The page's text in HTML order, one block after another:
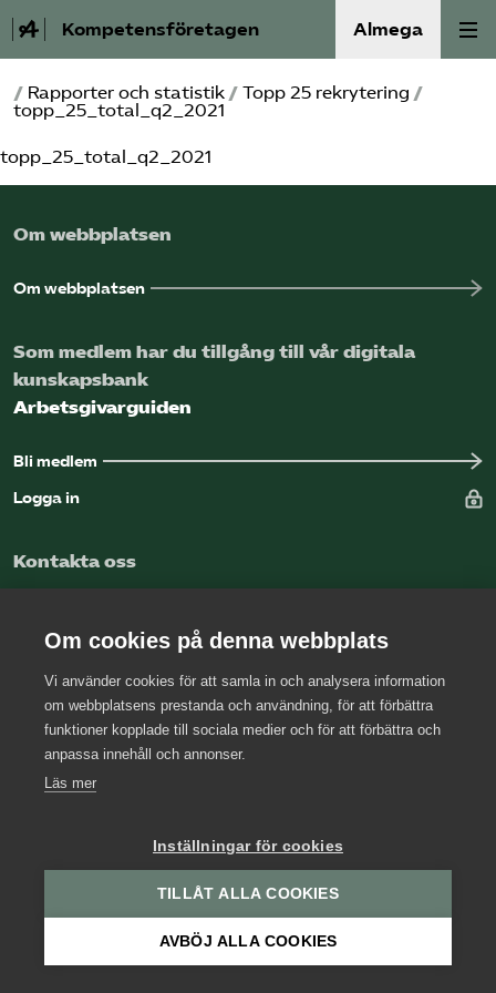
Kompetensföretagen Almega
Aktuellt
A-Ö
Medlemskap
Kurser och aktiviteter
Om oss
Mina sidor
Bli medlem
Logga in på Arbetsgivarguiden
Sök på kompetensforetagen.se
/ Rapporter och statistik / Topp 25 rekrytering /
topp_25_total_q2_2021
topp_25_total_q2_2021
Om webbplatsen
Om webbplatsen
Som medlem har du tillgång till vår digitala
kunskapsbank
Arbetsgivarguiden
Bli medlem
Logga in
Kontakta oss
Press
Arbetsgivarjouren
Om cookies på denna webbplats
Vi använder cookies för att samla in och analysera information
om webbplatsens prestanda och användning, för att förbättra
funktioner kopplade till sociala medier och för att förbättra och
anpassa innehåll och annonser.
Läs mer
Inställningar för cookies
TILLÅT ALLA COOKIES
AVBÖJ ALLA COOKIES